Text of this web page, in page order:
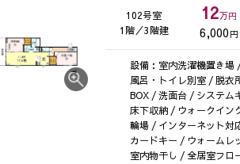
102号室
1階／3階建
12万円
6,000円
設備：室内洗濯機置き
風呂・トイレ別室 / 脱
BOX / 洗面台 / システム
床下収納 / ウォークイ
輪場 / インターネット
カードキー / ウォーム
室内物干し / 全居室フ